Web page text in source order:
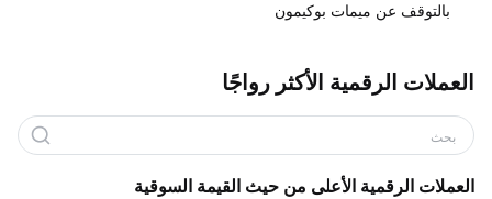
بالتوقف عن ميمات بوكيمون
العملات الرقمية الأكثر رواجًا
بحث
العملات الرقمية الأعلى من حيث القيمة السوقية